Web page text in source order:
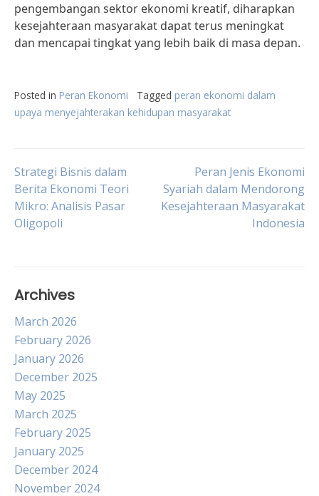
pengembangan sektor ekonomi kreatif, diharapkan
kesejahteraan masyarakat dapat terus meningkat
dan mencapai tingkat yang lebih baik di masa depan.
Posted in Peran Ekonomi Tagged peran ekonomi dalam
upaya menyejahterakan kehidupan masyarakat
Post
navigation
Strategi Bisnis dalam
Berita Ekonomi Teori
Mikro: Analisis Pasar
Oligopoli
Peran Jenis Ekonomi
Syariah dalam Mendorong
Kesejahteraan Masyarakat
Indonesia
Archives
March 2026
February 2026
January 2026
December 2025
May 2025
March 2025
February 2025
January 2025
December 2024
November 2024